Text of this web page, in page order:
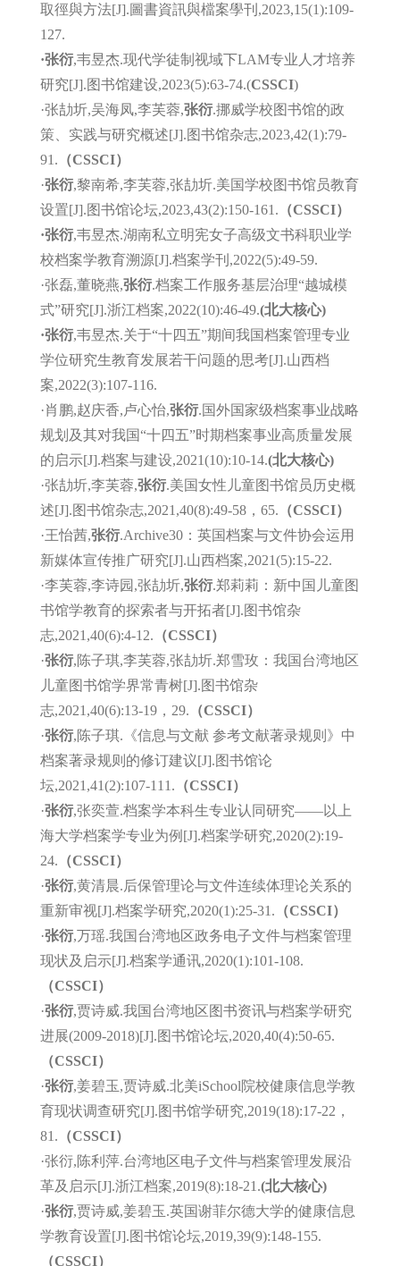
取徑與方法[J].圖書資訊與檔案學刊,2023,15(1):109-
127.
·张衍,韦昱杰.现代学徒制视域下LAM专业人才培养
研究[J].图书馆建设,2023(5):63-74.(CSSCI)
·张劼圻,吴海凤,李芙蓉,张衍.挪威学校图书馆的政
策、实践与研究概述[J].图书馆杂志,2023,42(1):79-
91. （CSSCI）
·张衍,黎南希,李芙蓉,张劼圻.美国学校图书馆员教育
设置[J].图书馆论坛,2023,43(2):150-161. （CSSCI）
·张衍,韦昱杰.湖南私立明宪女子高级文书科职业学
校档案学教育溯源[J].档案学刊,2022(5):49-59.
·张磊,董晓燕,张衍.档案工作服务基层治理“越城模
式”研究[J].浙江档案,2022(10):46-49.(北大核心)
·张衍,韦昱杰.关于“十四五”期间我国档案管理专业
学位研究生教育发展若干问题的思考[J].山西档
案,2022(3):107-116.
·肖鹏,赵庆香,卢心怡,张衍.国外国家级档案事业战略
规划及其对我国“十四五”时期档案事业高质量发展
的启示[J].档案与建设,2021(10):10-14.(北大核心)
·张劼圻,李芙蓉,张衍.美国女性儿童图书馆员历史概
述[J].图书馆杂志,2021,40(8):49-58，65. （CSSCI）
·王怡茜,张衍.Archive30：英国档案与文件协会运用
新媒体宣传推广研究[J].山西档案,2021(5):15-22.
·李芙蓉,李诗园,张劼圻,张衍.郑莉莉：新中国儿童图
书馆学教育的探索者与开拓者[J].图书馆杂
志,2021,40(6):4-12. （CSSCI）
·张衍,陈子琪,李芙蓉,张劼圻.郑雪玫：我国台湾地区
儿童图书馆学界常青树[J].图书馆杂
志,2021,40(6):13-19，29. （CSSCI）
·张衍,陈子琪.《信息与文献 参考文献著录规则》中
档案著录规则的修订建议[J].图书馆论
坛,2021,41(2):107-111. （CSSCI）
·张衍,张奕萱.档案学本科生专业认同研究——以上
海大学档案学专业为例[J].档案学研究,2020(2):19-
24. （CSSCI）
·张衍,黄清晨.后保管理论与文件连续体理论关系的
重新审视[J].档案学研究,2020(1):25-31. （CSSCI）
·张衍,万瑶.我国台湾地区政务电子文件与档案管理
现状及启示[J].档案学通讯,2020(1):101-108.
（CSSCI）
·张衍,贾诗威.我国台湾地区图书资讯与档案学研究
进展(2009-2018)[J].图书馆论坛,2020,40(4):50-65.
（CSSCI）
·张衍,姜碧玉,贾诗威.北美iSchool院校健康信息学教
育现状调查研究[J].图书馆学研究,2019(18):17-22，
81. （CSSCI）
·张衍,陈利萍.台湾地区电子文件与档案管理发展沿
革及启示[J].浙江档案,2019(8):18-21.(北大核心)
·张衍,贾诗威,姜碧玉.英国谢菲尔德大学的健康信息
学教育设置[J].图书馆论坛,2019,39(9):148-155.
（CSSCI）